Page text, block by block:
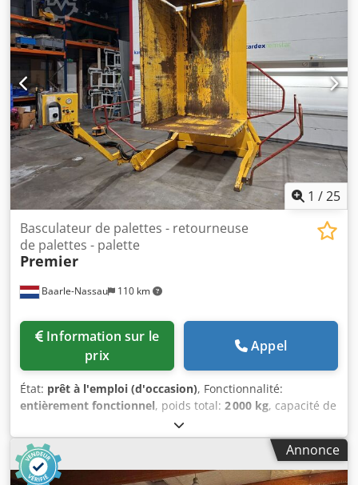
1 /25
Baarle-Nassau 110 km
Basculateur de palettes - retourneuse
de palettes - palette
Premier
prix
Appel
État: prêt à l'emploi (d'occasion), Fonctionnalité:
entièrement fonctionnel, poids total: 2 000 kg, capacité de
, Nous pouvons vous proposer une
basculeur de palettes PREMIER, inverseur de palettes,
retourneuse de palettes. Basculeur de palettes : PREMIER
(fabriqué au Royaume-Uni) Modèle : inverseur Numéro de
Annonce